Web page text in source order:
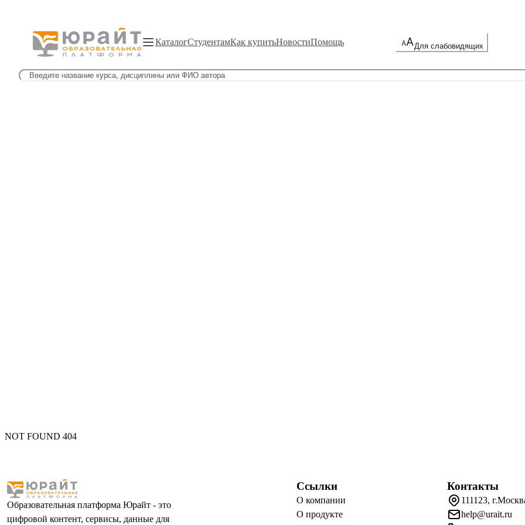
КаталогСтудентамКак купитьНовостиПомощь Для слабовидящих
NOT FOUND 404
Образовательная платформа Юрайт - это
цифровой контент, сервисы, данные для
Ссылки
О компании
О продукте
Контакты
111123,
help@urait.ru